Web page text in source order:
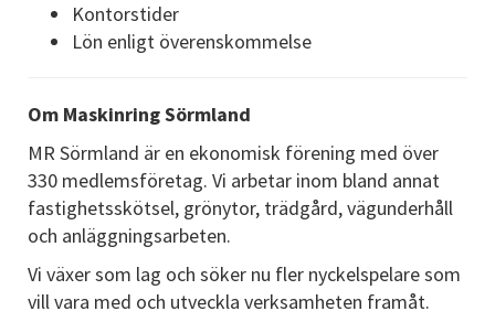
Kontorstider
Lön enligt överenskommelse
Om Maskinring Sörmland
MR Sörmland är en ekonomisk förening med över
330 medlemsföretag. Vi arbetar inom bland annat
fastighetsskötsel, grönytor, trädgård, vägunderhåll
och anläggningsarbeten.
Vi växer som lag och söker nu fler nyckelspelare som
vill vara med och utveckla verksamheten framåt.